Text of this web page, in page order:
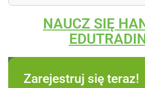
NAUCZ SIĘ
Zarejestruj się teraz!